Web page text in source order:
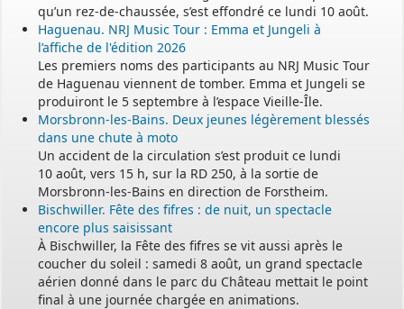
qu’un rez-de-chaussée, s’est effondré ce lundi 10 août.
Haguenau. NRJ Music Tour : Emma et Jungeli à
l’affiche de l'édition 2026
Les premiers noms des participants au NRJ Music Tour
de Haguenau viennent de tomber. Emma et Jungeli se
produiront le 5 septembre à l’espace Vieille-Île.
Morsbronn-les-Bains. Deux jeunes légèrement blessés
dans une chute à moto
Un accident de la circulation s’est produit ce lundi
10 août, vers 15 h, sur la RD 250, à la sortie de
Morsbronn-les-Bains en direction de Forstheim.
Bischwiller. Fête des fifres : de nuit, un spectacle
encore plus saisissant
À Bischwiller, la Fête des fifres se vit aussi après le
coucher du soleil : samedi 8 août, un grand spectacle
aérien donné dans le parc du Château mettait le point
final à une journée chargée en animations.